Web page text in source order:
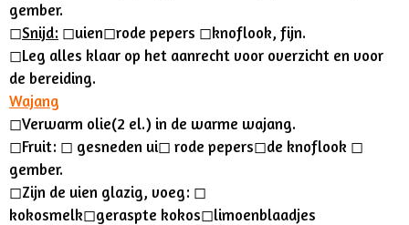
gember.
◻︎Snijd: ◻︎uien◻︎rode pepers ◻︎knoflook, fijn.
◻︎Leg alles klaar op het aanrecht voor overzicht en voor
de bereiding.
Wajang
◻︎Verwarm olie(2 el.) in de warme wajang.
◻︎Fruit: ◻︎ gesneden ui◻︎ rode pepers◻︎de knoflook ◻︎
gember.
◻︎Zijn de uien glazig, voeg: ◻︎
kokosmelk◻︎geraspte kokos◻︎limoenblaadjes